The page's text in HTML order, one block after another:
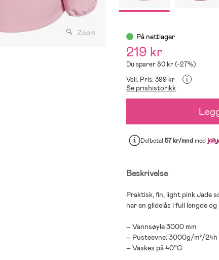
Zoom På nettlager
219 kr
Du sparer 80 kr (-27%)
Veil. Pris: 399 kr
i
Se prishistorikk
Delbetal57 kr/mnd med
Beskrivelse
Praktisk, fin, light pink Jade
har en glidelås i full lengde
– Vannsøyle 3000 mm
– Pusteevne: 3000g/m²/24h
– Vaskes på 40°C